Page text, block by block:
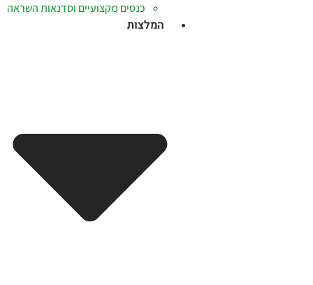
כנסים מקצועיים וסדנאות השראה
המלצות